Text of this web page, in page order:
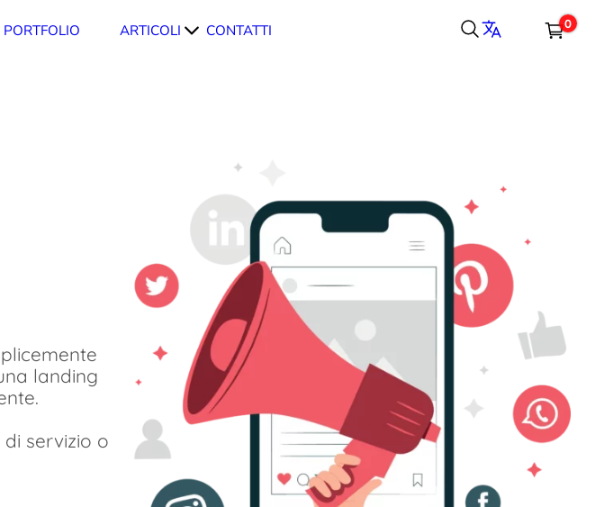
PORTFOLIO ARTICOLI CONTATTI 0
landing
servizio o